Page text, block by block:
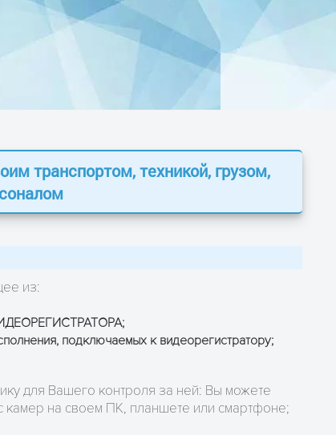
транспортом, техникой, грузом,
из:
подключаемых к видеорегистратору;
для Вашего контроля за ней: Вы можете
камер на своем ПК, планшете или смартфоне;